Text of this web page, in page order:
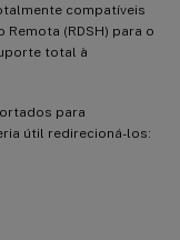
compatíveis
(RDSH) para o
total à
para
útil redirecioná-los: